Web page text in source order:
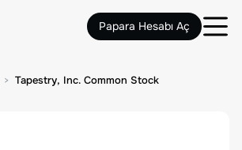
Papara Hesabı Aç
Tapestry, Inc. Common Stock